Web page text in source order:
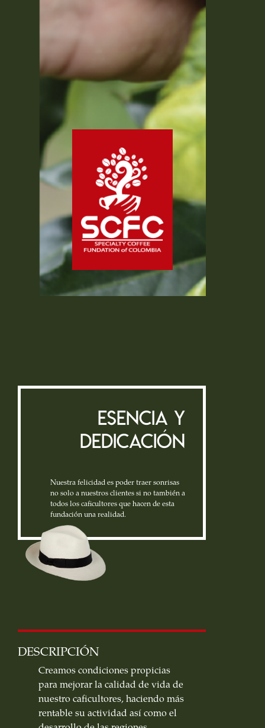
Esencia y
Dedicación
Nuestra felicidad es poder traer sonrisas
no solo a nuestros clientes si no también a
todos los caficultores que hacen de esta
fundación una realidad.
DESCRIPCIÓN
Creamos condiciones propicias
para mejorar la calidad de vida de
nuestro caficultores, haciendo más
rentable su actividad así como el